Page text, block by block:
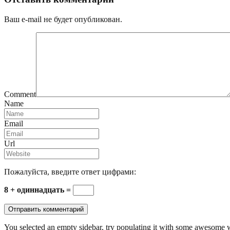
Ваш e-mail не будет опубликован.
Comment
Name
Email
Url
Пожалуйста, введите ответ цифрами:
8 + одиннадцать =
You selected an empty sidebar, try populating it with some awesome